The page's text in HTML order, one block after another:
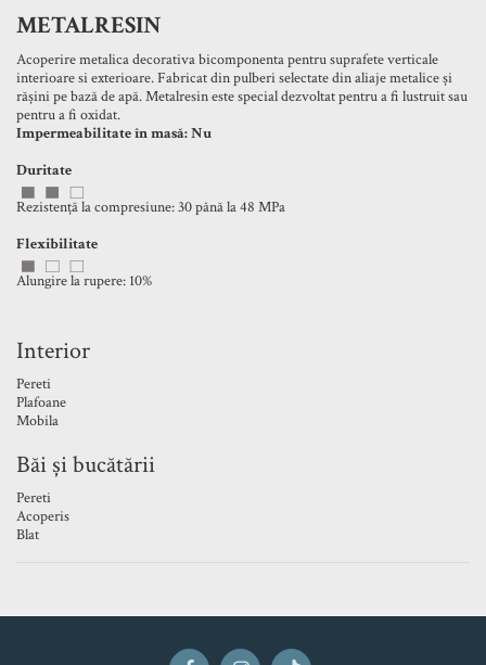
METALRESIN
Acoperire metalica decorativa bicomponenta pentru suprafete verticale
interioare si exterioare. Fabricat din pulberi selectate din aliaje metalice și
rășini pe bază de apă. Metalresin este special dezvoltat pentru a fi lustruit sau
pentru a fi oxidat.
Impermeabilitate în masă: Nu
Duritate
Rezistență la compresiune: 30 până la 48 MPa
Flexibilitate
Alungire la rupere: 10%
Interior
Pereti
Plafoane
Mobila
Băi și bucătării
Pereti
Acoperis
Blat